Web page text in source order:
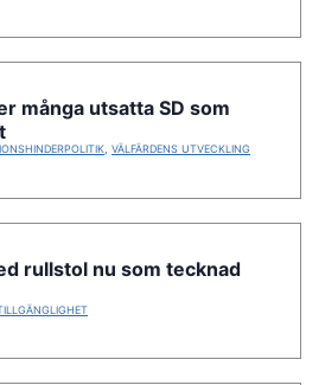
många utsatta SD som
VÄLFÄRDENS UTVECKLING
rullstol nu som tecknad